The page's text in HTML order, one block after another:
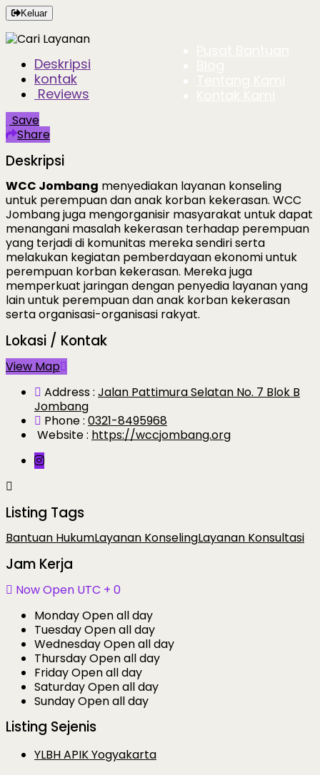
Keluar
Deskripsi
kontak
Reviews
Save
Share
Deskripsi
WCC Jombang menyediakan layanan konseling
untuk perempuan dan anak korban kekerasan. WCC
Jombang juga mengorganisir masyarakat untuk dapat
menangani masalah kekerasan terhadap perempuan
yang terjadi di komunitas mereka sendiri serta
melakukan kegiatan pemberdayaan ekonomi untuk
perempuan korban kekerasan. Mereka juga
memperkuat jaringan dengan penyedia layanan yang
lain untuk perempuan dan anak korban kekerasan
serta organisasi-organisasi rakyat.
Lokasi / Kontak
View Map
Address : Jalan Pattimura Selatan No. 7 Blok B
Jombang
Phone : 0321-8495968
Website : https://wccjombang.org
Listing Tags
Bantuan HukumLayanan KonselingLayanan Konsultasi
Jam Kerja
Now Open UTC + 0
MondayOpen all day
TuesdayOpen all day
WednesdayOpen all day
ThursdayOpen all day
FridayOpen all day
SaturdayOpen all day
SundayOpen all day
Listing Sejenis
YLBH APIK Yogyakarta